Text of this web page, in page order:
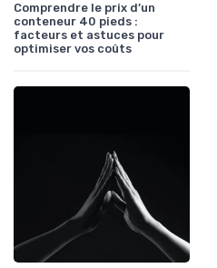
Comprendre le prix d’un
conteneur 40 pieds :
facteurs et astuces pour
optimiser vos coûts